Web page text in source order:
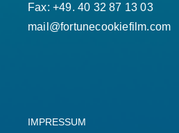
Fax: +49. 40 32 87 13 03
mail@fortunecookiefilm.com
IMPRESSUM